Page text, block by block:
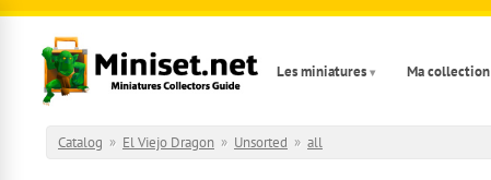
Aller au contenu principal
Les miniatures Ma collection
Catalog » El Viejo Dragon » Unsorted » all